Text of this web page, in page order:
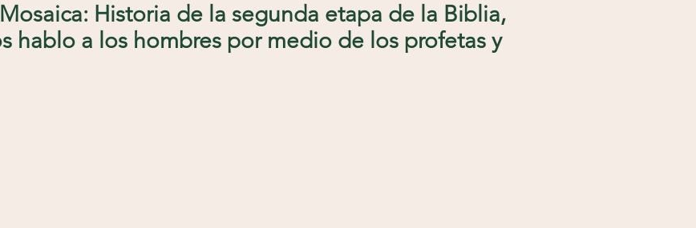
Historia de la segunda etapa de la Biblia,
hablo a los hombres por medio de los profetas y